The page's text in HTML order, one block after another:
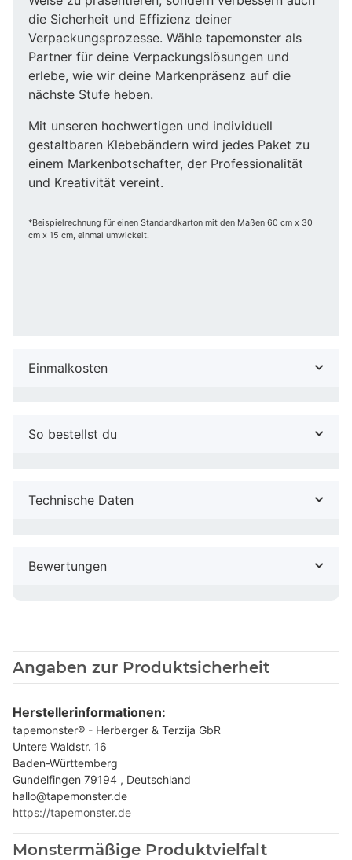
die Sicherheit und Effizienz deiner
Verpackungsprozesse. Wähle tapemonster als
Partner für deine Verpackungslösungen und
erlebe, wie wir deine Markenpräsenz auf die
nächste Stufe heben.
Mit unseren hochwertigen und individuell
gestaltbaren Klebebändern wird jedes Paket zu
einem Markenbotschafter, der Professionalität
und Kreativität vereint.
*Beispielrechnung für einen Standardkarton mit den Maßen 60 cm x 30
cm x 15 cm, einmal umwickelt.
Einmalkosten
So bestellst du
Technische Daten
Bewertungen
Angaben zur Produktsicherheit
Herstellerinformationen:
tapemonster® - Herberger & Terzija GbR
Untere Waldstr. 16
Baden-Württemberg
Gundelfingen 79194 , Deutschland
hallo@tapemonster.de
https://tapemonster.de
Monstermäßige Produktvielfalt